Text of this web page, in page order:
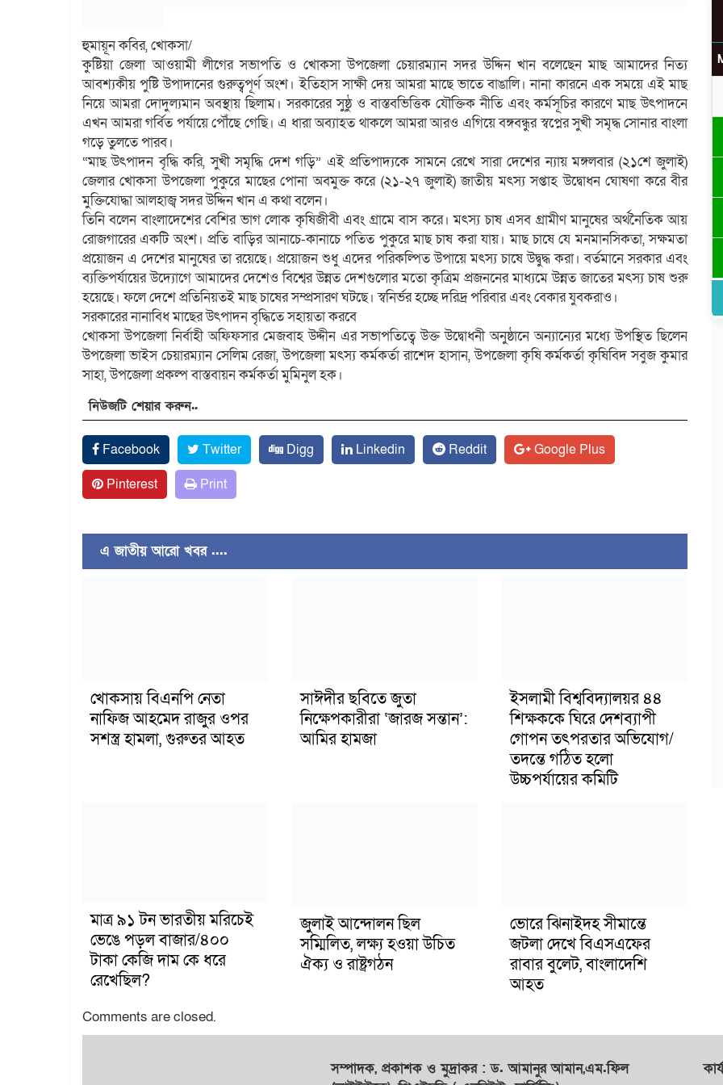
হুমায়ূন কবির, খোকসা/
কুষ্টিয়া জেলা আওয়ামী লীগের সভাপতি ও খোকসা উপজেলা চেয়ারম্যান সদর উদ্দিন খান বলেছেন মাছ আমাদের নিত্য
আবশ্যকীয় পুষ্টি উপাদানের গুরুত্বপূর্ণ অংশ। ইতিহাস সাক্ষী দেয় আমরা মাছে ভাতে বাঙালি। নানা কারনে এক সময়ে এই মাছ
নিয়ে আমরা দোদুল্যমান অবস্থায় ছিলাম। সরকারের সুষ্ঠু ও বাস্তবভিত্তিক যৌক্তিক নীতি এবং কর্মসূচির কারণে মাছ উৎপাদনে
এখন আমরা গর্বিত পর্যায়ে পৌঁছে গেছি। এ ধারা অব্যাহত থাকলে আমরা আরও এগিয়ে বঙ্গবন্ধুর স্বপ্নের সুখী সমৃদ্ধ সোনার বাংলা
গড়ে তুলতে পারব।
“মাছ উৎপাদন বৃদ্ধি করি, সুখী সমৃদ্ধি দেশ গড়ি” এই প্রতিপাদ্যকে সামনে রেখে সারা দেশের ন্যায় মঙ্গলবার (২১শে জুলাই)
জেলার খোকসা উপজেলা পুকুরে মাছের পোনা অবমুক্ত করে (২১-২৭ জুলাই) জাতীয় মৎস্য সপ্তাহ উদ্বোধন ঘোষণা করে বীর
মুক্তিযোদ্ধা আলহাজ্ব সদর উদ্দিন খান এ কথা বলেন।
তিনি বলেন বাংলাদেশের বেশির ভাগ লোক কৃষিজীবী এবং গ্রামে বাস করে। মৎস্য চাষ এসব গ্রামীণ মানুষের অর্থনৈতিক আয়
রোজগারের একটি অংশ। প্রতি বাড়ির আনাচে-কানাচে পতিত পুকুরে মাছ চাষ করা যায়। মাছ চাষে যে মনমানসিকতা, সক্ষমতা
প্রয়োজন এ দেশের মানুষের তা রয়েছে। প্রয়োজন শুধু এদের পরিকল্পিত উপায়ে মৎস্য চাষে উদ্বুদ্ধ করা। বর্তমানে সরকার এবং
ব্যক্তিপর্যায়ের উদ্যোগে আমাদের দেশেও বিশ্বের উন্নত দেশগুলোর মতো কৃত্রিম প্রজননের মাধ্যমে উন্নত জাতের মৎস্য চাষ শুরু
হয়েছে। ফলে দেশে প্রতিনিয়তই মাছ চাষের সম্প্রসারণ ঘটছে। স্বনির্ভর হচ্ছে দরিদ্র পরিবার এবং বেকার যুবকরাও।
সরকারের নানাবিধ মাছের উৎপাদন বৃদ্ধিতে সহায়তা করবে
খোকসা উপজেলা নির্বাহী অফিফসার মেজবাহ উদ্দীন এর সভাপতিত্বে উক্ত উদ্বোধনী অনুষ্ঠানে অন্যান্যের মধ্যে উপস্থিত ছিলেন
উপজেলা ভাইস চেয়ারম্যান সেলিম রেজা, উপজেলা মৎস্য কর্মকর্তা রাশেদ হাসান, উপজেলা কৃষি কর্মকর্তা কৃষিবিদ সবুজ কুমার
সাহা, উপজেলা প্রকল্প বাস্তবায়ন কর্মকর্তা মুমিনুল হক।
নিউজটি শেয়ার করুন..
Facebook Twitter Digg Linkedin Reddit
Google Plus
Pinterest
Print
এ জাতীয় আরো খবর ....
খোকসায় বিএনপি নেতা
নাফিজ আহমেদ রাজুর ওপর
সশস্ত্র হামলা, গুরুতর আহত
সাঈদীর ছবিতে জুতা
নিক্ষেপকারীরা ‘জারজ সন্তান’:
আমির হামজা
ইসলামী বিশ্ববিদ্যালয়র ৪৪
শিক্ষককে ঘিরে দেশব্যাপী
গোপন তৎপরতার অভিযোগ/
তদন্তে গঠিত হলো
উচ্চপর্যায়ের কমিটি
মাত্র ৯১ টন ভারতীয় মরিচেই
ভেঙে পড়ল বাজার/৪০০
টাকা কেজি দাম কে ধরে
রেখেছিল?
জুলাই আন্দোলন ছিল
সম্মিলিত, লক্ষ্য হওয়া উচিত
ঐক্য ও রাষ্ট্রগঠন
ভোরে ঝিনাইদহ সীমান্তে
জটলা দেখে বিএসএফের
রাবার বুলেট, বাংলাদেশি
আহত
Comments are closed.
সম্পাদক, প্রকাশকওমুদ্রাকর: ড. আমানুর আমান,এম.ফিল